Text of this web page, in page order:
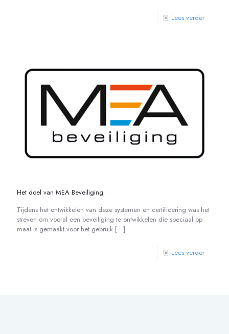
Lees verder
Het doel van MEA Beveiliging
Tijdens het ontwikkelen van deze systemen en certificering was het
streven om vooral een beveiliging te ontwikkelen die speciaal op
maat is gemaakt voor het gebruik […]
Lees verder